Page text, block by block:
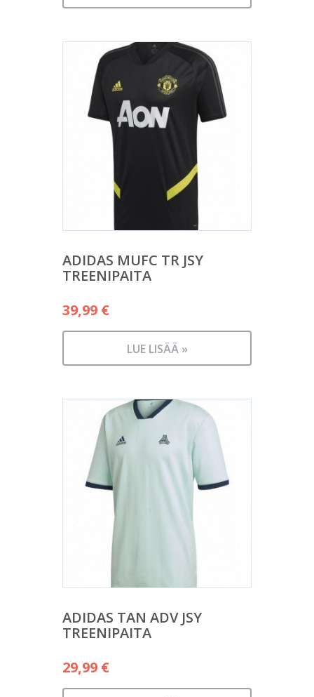
ADIDAS MUFC TR JSY
TREENIPAITA
39,99 €
LUE LISÄÄ »
ADIDAS TAN ADV JSY
TREENIPAITA
29,99 €